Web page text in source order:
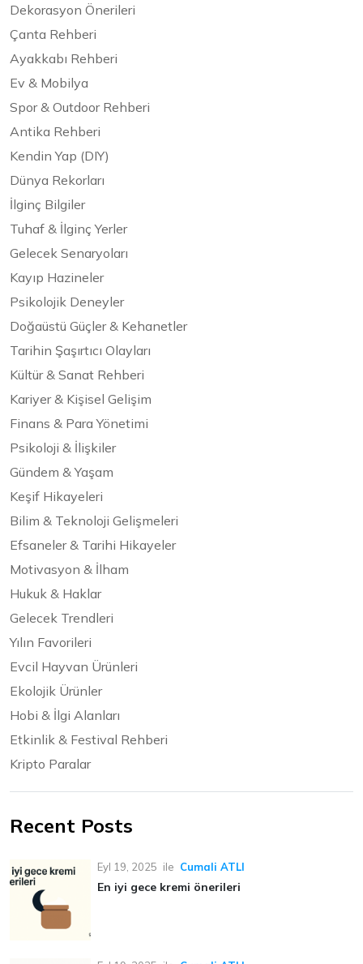
Dekorasyon Önerileri
Çanta Rehberi
Ayakkabı Rehberi
Ev & Mobilya
Spor & Outdoor Rehberi
Antika Rehberi
Kendin Yap (DIY)
Dünya Rekorları
İlginç Bilgiler
Tuhaf & İlginç Yerler
Gelecek Senaryoları
Kayıp Hazineler
Psikolojik Deneyler
Doğaüstü Güçler & Kehanetler
Tarihin Şaşırtıcı Olayları
Kültür & Sanat Rehberi
Kariyer & Kişisel Gelişim
Finans & Para Yönetimi
Psikoloji & İlişkiler
Gündem & Yaşam
Keşif Hikayeleri
Bilim & Teknoloji Gelişmeleri
Efsaneler & Tarihi Hikayeler
Motivasyon & İlham
Hukuk & Haklar
Gelecek Trendleri
Yılın Favorileri
Evcil Hayvan Ürünleri
Ekolojik Ürünler
Hobi & İlgi Alanları
Etkinlik & Festival Rehberi
Kripto Paralar
Recent Posts
Eyl 19, 2025 ile Cumali ATLI
En iyi gece kremi önerileri